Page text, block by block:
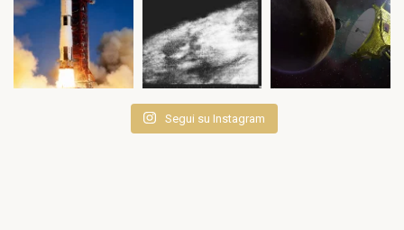
Segui su Instagram